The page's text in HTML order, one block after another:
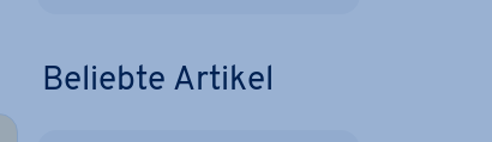
Beliebte Artikel